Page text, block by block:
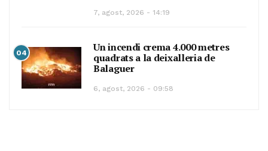
7, agost, 2026 - 14:19
04
Un incendi crema 4.000 metres
quadrats a la deixalleria de
Balaguer
6, agost, 2026 - 09:58